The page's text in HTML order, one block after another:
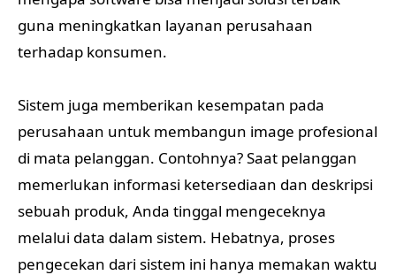
guna meningkatkan layanan perusahaan
terhadap konsumen.
Sistem juga memberikan kesempatan pada
perusahaan untuk membangun image profesional
di mata pelanggan. Contohnya? Saat pelanggan
memerlukan informasi ketersediaan dan deskripsi
sebuah produk, Anda tinggal mengeceknya
melalui data dalam sistem. Hebatnya, proses
pengecekan dari sistem ini hanya memakan waktu